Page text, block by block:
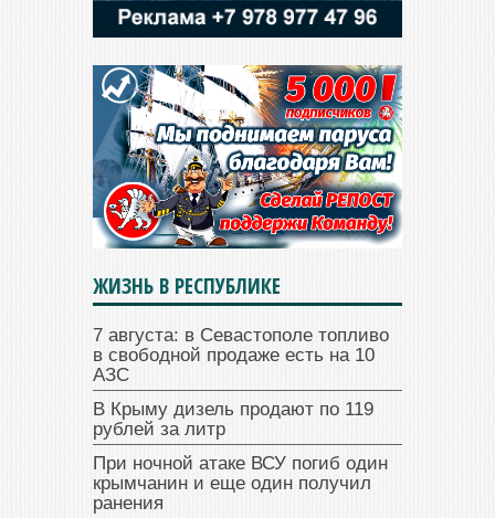
ЖИЗНЬ В РЕСПУБЛИКЕ
7 августа: в Севастополе топливо
в свободной продаже есть на 10
АЗС
В Крыму дизель продают по 119
рублей за литр
При ночной атаке ВСУ погиб один
крымчанин и еще один получил
ранения